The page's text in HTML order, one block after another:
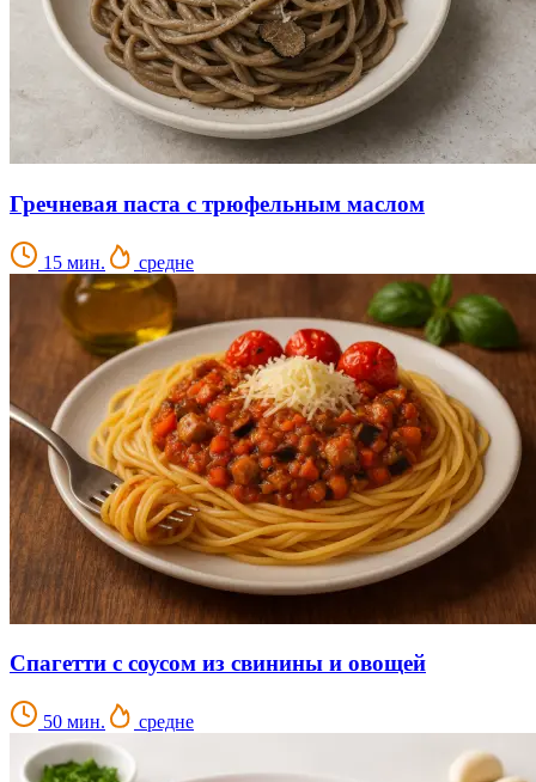
Гречневая паста с трюфельным маслом
15 мин. средне
Спагетти с соусом из свинины и овощей
50 мин. средне